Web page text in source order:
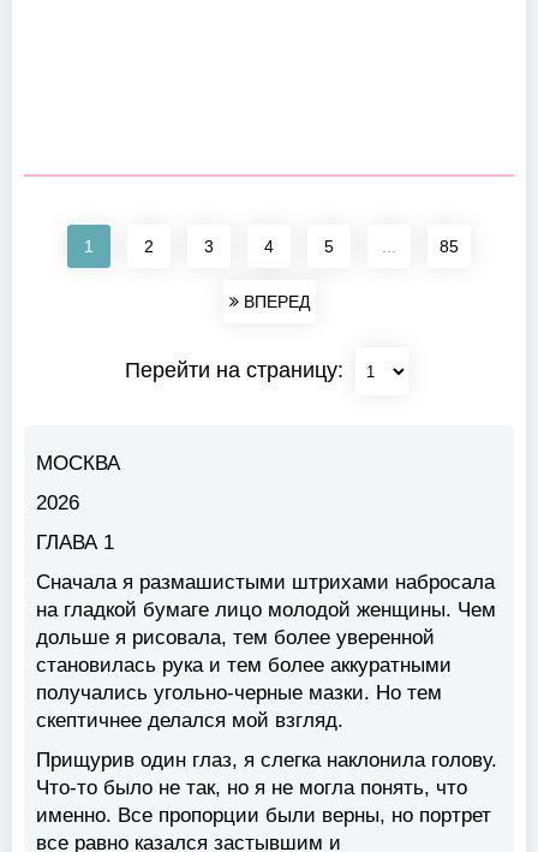
1 2 3 4 5 ... 85
ВПЕРЕД
Перейти на страницу:
МОСКВА
2026
ГЛАВА 1
Сначала я размашистыми штрихами набросала
на гладкой бумаге лицо молодой женщины. Чем
дольше я рисовала, тем более уверенной
становилась рука и тем более аккуратными
получались угольно-черные мазки. Но тем
скептичнее делался мой взгляд.
Прищурив один глаз, я слегка наклонила голову.
Что-то было не так, но я не могла понять, что
именно. Все пропорции были верны, но портрет
все равно казался застывшим и